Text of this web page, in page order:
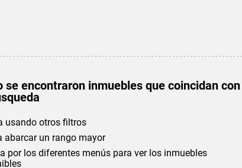
se encontraron inmuebles que coincidan
usando otros filtros
abarcar un rango mayor
por los diferentes menús para ver los inmuebles